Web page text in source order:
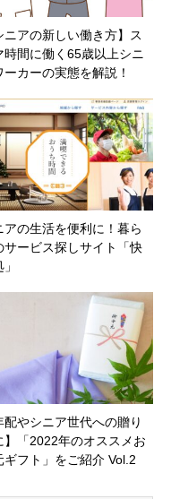
ニアの新しい働き方】ス
時間に働く65歳以上シニ
ーカーの実態を解説！
アの生活を便利に！暮ら
サービス探しサイト「快
配やシニア世代への贈り
】「2022年のオススメお
ギフト」をご紹介 Vol.2